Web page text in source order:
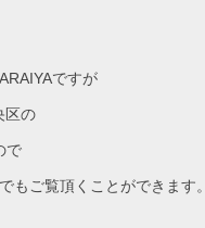
ですが
区の
で
もご覧頂くことができます。